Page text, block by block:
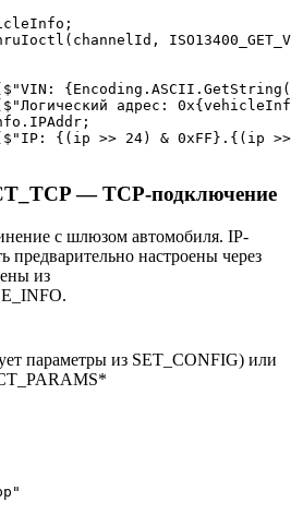
адрес:
{(ip >> 24) & 0xFF}.{(ip
— TCP-подключение
с шлюзом автомобиля. IP-
предварительно настроены через
из
параметры из SET_CONFIG) или